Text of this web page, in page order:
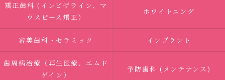
矯正歯科 (インビザライン、マ
ウスピース矯正）
ホワイトニング
審美歯科・セラミック インプラント
歯周病治療（再生医療、エムド
ゲイン）
予防歯科 (メンテナンス)